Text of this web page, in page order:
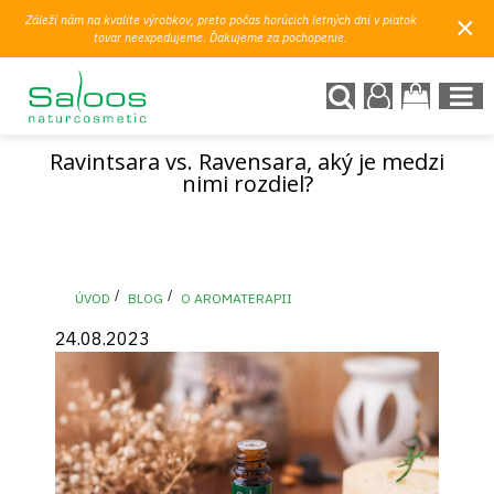
Záleží nám na kvalite výrobkov, preto počas horúcich letných dní v piatok
tovar neexpedujeme. Ďakujeme za pochopenie.
×
Ravintsara vs. Ravensara, aký je medzi
nimi rozdiel?
ÚVOD BLOG O AROMATERAPII
24.08.2023